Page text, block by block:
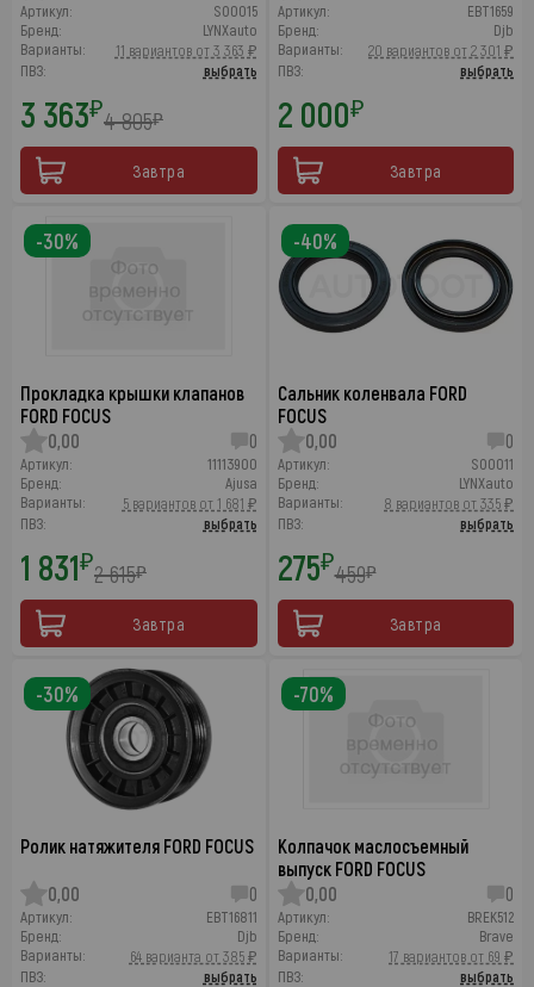
Артикул:
SO0015
Бренд:
LYNXauto
Варианты:
11 вариантов от 3 363 ₽
ПВЗ:
выбрать
3 363₽4 805₽
Завтра
Артикул:
EBT1659
Бренд:
Djb
Варианты:
20 вариантов от 2 301 ₽
ПВЗ:
выбрать
2 000₽
Завтра
Прокладка крышки клапанов
FORD FOCUS
0,00
0
Артикул:
11113900
Бренд:
Ajusa
Варианты:
5 вариантов от 1 681 ₽
ПВЗ:
выбрать
1 831₽2 615₽
Завтра
-30%
Сальник коленвала FORD
FOCUS
0,00
0
Артикул:
SO0011
Бренд:
LYNXauto
Варианты:
8 вариантов от 335 ₽
ПВЗ:
выбрать
275₽459₽
Завтра
-40%
Ролик натяжителя FORD FOCUS
0,00 0
Артикул:
EBT16811
Бренд:
Djb
Варианты:
64 варианта от 385 ₽
ПВЗ:
выбрать
-30%
Колпачок маслосъемный
выпуск FORD FOCUS
0,00
0
Артикул:
BREK512
Бренд:
Brave
Варианты:
17 вариантов от 69 ₽
ПВЗ:
выбрать
-70%